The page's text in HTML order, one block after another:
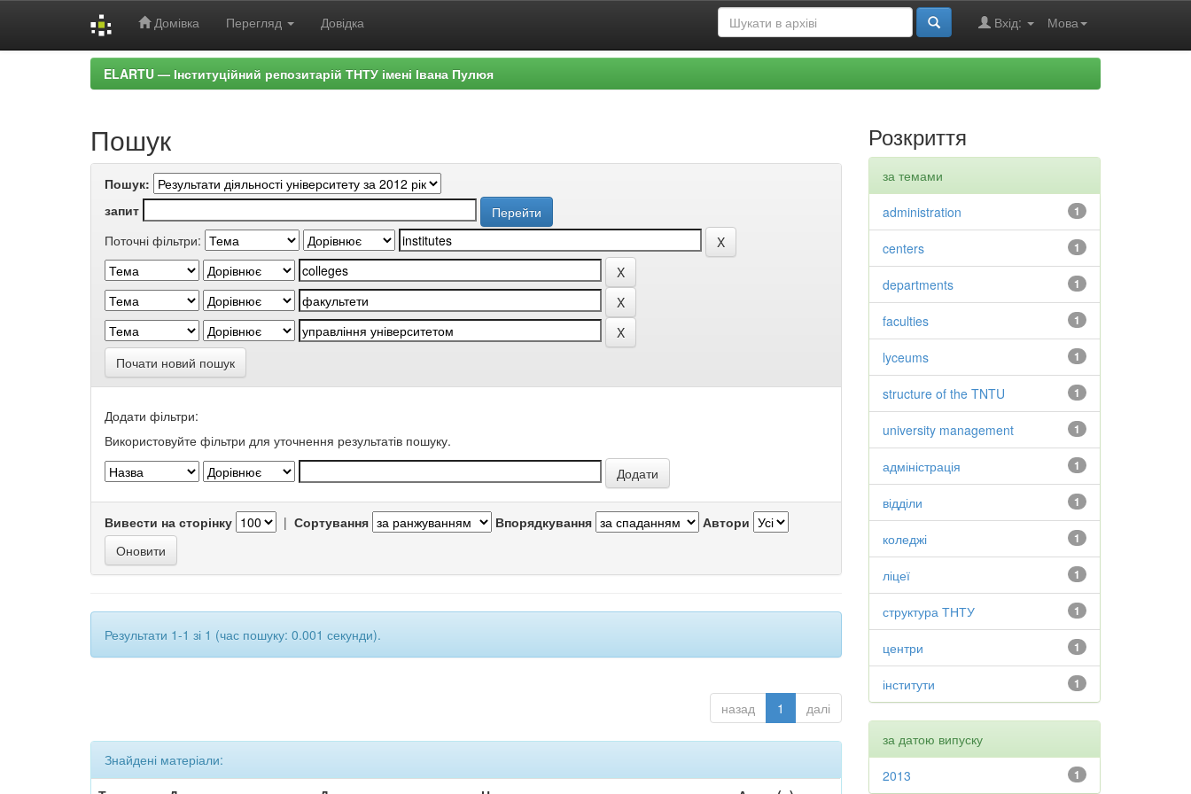
Домівка Перегляд Довідка Мова
Вхід:
ELARTU — Інституційний репозитарій ТНТУ імені Івана Пулюя
Пошук
Пошук:
запит
Поточні фільтри:
Почати новий пошук
Додати фільтри:
Використовуйте фільтри для уточнення результатів пошуку.
Вивести на сторінку | Сортування Впорядкування Автори
Результати 1-1 зі 1 (час пошуку: 0.001 секунди).
назад 1 далі
Знайдені матеріали:
Розкриття
за темами
1
administration
1
centers
1
departments
1
faculties
1
lyceums
1
structure of the TNTU
1
university management
1
адміністрація
1
відділи
1
коледжі
1
ліцеї
1
структура ТНТУ
1
центри
1
інститути
за датою випуску
1
2013